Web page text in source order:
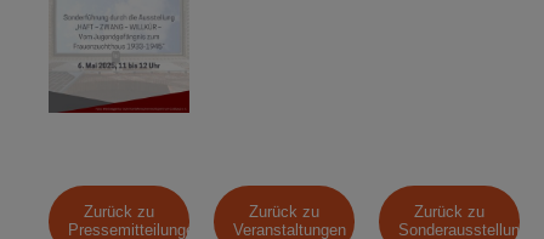
Zurück zu
Pressemitteilungen
Zurück zu
Veranstaltungen
Zurück zu